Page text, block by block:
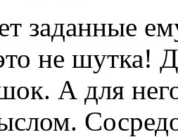
заданные
не шутка!
А для